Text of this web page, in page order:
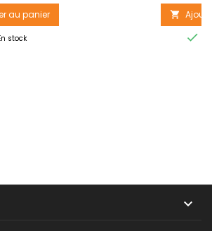
au panier
stock


